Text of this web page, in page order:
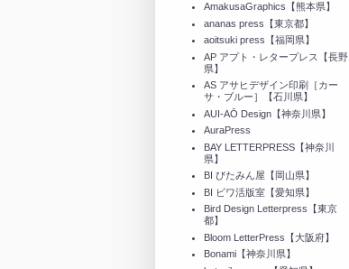
AmakusaGraphics【熊本県】
ananas press【東京都】
aoitsuki press【福岡県】
AP アプト・レタープレス【長野
県】
AS アサヒデザイン印刷［カー
サ・ブルー］【石川県】
AUI-AŌ Design【神奈川県】
AuraPress
BAY LETTERPRESS【神奈川
県】
BI びたみん屋【岡山県】
BI ビワ活版室【愛知県】
Bird Design Letterpress【東京
都】
Bloom LetterPress【大阪府】
Bonami【神奈川県】